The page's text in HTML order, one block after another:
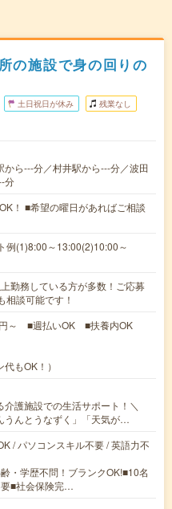
施設で身の回りの
土日祝日が休み 残業なし
ら---分／村井駅から---分／波田
分
！ ■希望の曜日があればご相談
例(1)8:00～13:00(2)10:00～
勤務している方が多数！ご応募
相談可能です！
～ ■週払いOK ■扶養内OK
もOK！）
護施設での生活サポート！＼
うんとうなずく」「天気が…
/ パソコンスキル不要 / 英語力不
・学歴不問！ブランクOK!■10名
■社会保険完…